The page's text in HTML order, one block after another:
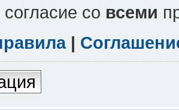
согласие со всеми
|